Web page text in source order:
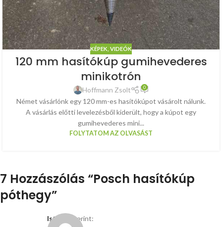
KÉPEK, VIDEÓK
120 mm hasítókúp gumihevederes
minikotrón
Hoffmann Zsolt 0
Német vásárlónk egy 120 mm-es hasítókúpot vásárolt nálunk.
A vásárlás előtti levelezésből kiderült, hogy a kúpot egy
gumihevederes mini...
FOLYTATOM AZ OLVASÁST
7 Hozzászólás “Posch hasítókúp
póthegy”
István
szerint: